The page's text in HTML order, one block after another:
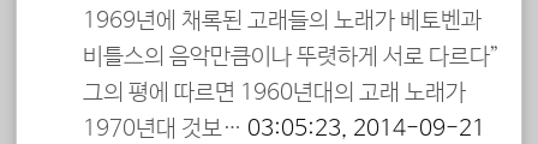
1969년에 채록된 고래들의 노래가 베토벤과
비틀스의 음악만큼이나 뚜렷하게 서로 다르다”
그의 평에 따르면 1960년대의 고래 노래가
1970년대 것보… 03:05:23, 2014-09-21